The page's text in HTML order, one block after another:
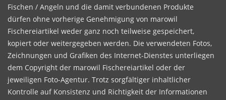
Fischen / Angeln und die damit verbundenen Produkte
dürfen ohne vorherige Genehmigung von marowil
Fischereiartikel weder ganz noch teilweise gespeichert,
kopiert oder weitergegeben werden. Die verwendeten Fotos,
Zeichnungen und Grafiken des Internet-Dienstes unterliegen
dem Copyright der marowil Fischereiartikel oder der
jeweiligen Foto-Agentur. Trotz sorgfältiger inhaltlicher
Kontrolle auf Konsistenz und Richtigkeit der Informationen